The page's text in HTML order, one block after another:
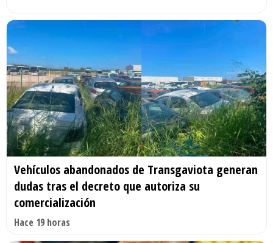
Vehículos abandonados de Transgaviota generan
dudas tras el decreto que autoriza su
comercialización
Hace 19 horas